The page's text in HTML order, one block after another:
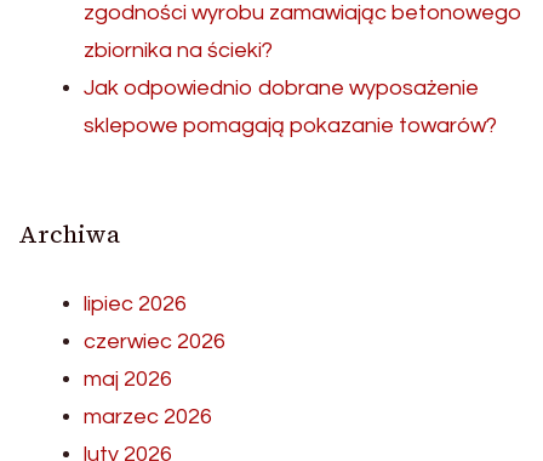
zgodności wyrobu zamawiając betonowego
zbiornika na ścieki?
Jak odpowiednio dobrane wyposażenie
sklepowe pomagają pokazanie towarów?
Archiwa
lipiec 2026
czerwiec 2026
maj 2026
marzec 2026
luty 2026